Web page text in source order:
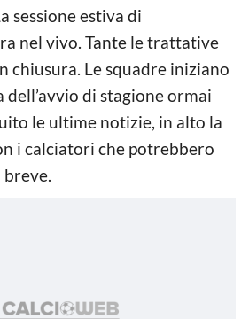
sessione estiva di
nel vivo. Tante le trattative
chiusura. Le squadre iniziano
dell’avvio di stagione ormai
le ultime notizie, in alto la
i calciatori che potrebbero
breve.